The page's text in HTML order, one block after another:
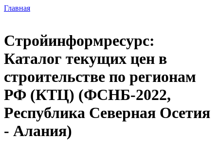
Главная
Стройинформресурс:
Каталог текущих цен в
строительстве по регионам
РФ (КТЦ) (ФСНБ-2022,
Республика Северная Осетия
- Алания)